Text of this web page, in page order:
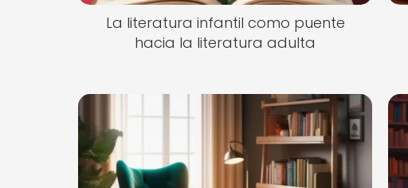
La literatura infantil como puente
hacia la literatura adulta